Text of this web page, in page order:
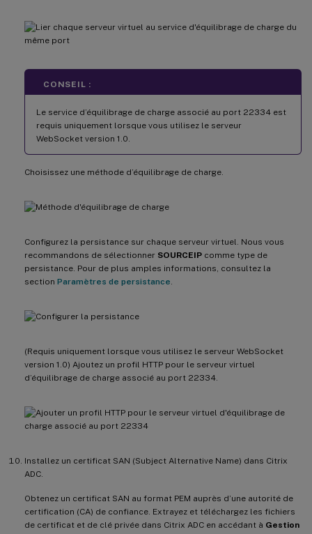
CONSEIL :
Le service d’équilibrage de charge associé au port 22334 est
requis uniquement lorsque vous utilisez le serveur
WebSocket version 1.0.
Choisissez une méthode d’équilibrage de charge.
Configurez la persistance sur chaque serveur virtuel. Nous vous
recommandons de sélectionner SOURCEIP comme type de
persistance. Pour de plus amples informations, consultez la
section Paramètres de persistance
(Requis uniquement lorsque vous utilisez le serveur WebSocket
version 1.0) Ajoutez un profil HTTP pour le serveur virtuel
d’équilibrage de charge associé au port 22334.
Installez un certificat SAN (Subject Alternative Name) dans Citrix
ADC.
Obtenez un certificat SAN au format PEM auprès d’une autorité de
certification (CA) de confiance. Extrayez et téléchargez les fichiers
de certificat et de clé privée dans Citrix ADC en accédant à Gestion